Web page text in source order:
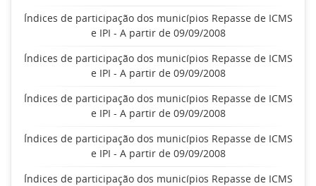
Índices de participação dos municípios Repasse de ICMS
e IPI - A partir de 09/09/2008
Índices de participação dos municípios Repasse de ICMS
e IPI - A partir de 09/09/2008
Índices de participação dos municípios Repasse de ICMS
e IPI - A partir de 09/09/2008
Índices de participação dos municípios Repasse de ICMS
e IPI - A partir de 09/09/2008
Índices de participação dos municípios Repasse de ICMS